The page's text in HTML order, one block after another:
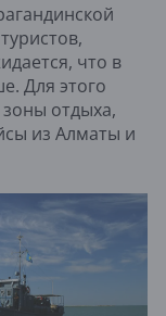
что в
Для этого
отдыха,
из Алматы и